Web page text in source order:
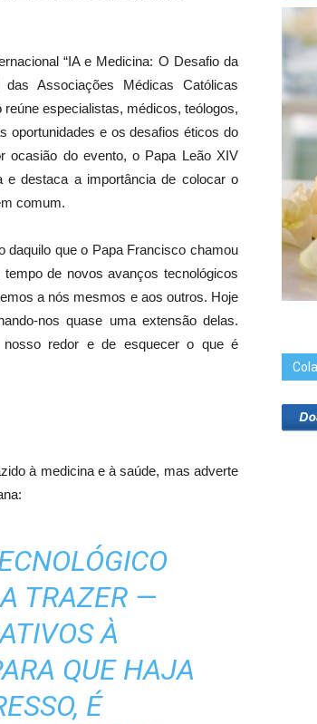
“IA e Medicina: O Desafio da
das Associações Médicas Católicas
especialistas, médicos, teólogos,
oportunidades e os desafios éticos do
ocasião do evento, o Papa Leão XIV
e destaca a importância de colocar o
comum.
daquilo que o Papa Francisco chamou
tempo de novos avanços tecnológicos
a nós mesmos e aos outros. Hoje
nos quase uma extensão delas.
redor e de esquecer o que é
à medicina e à saúde, mas adverte
TRAZER —
À
QUE HAJA
É